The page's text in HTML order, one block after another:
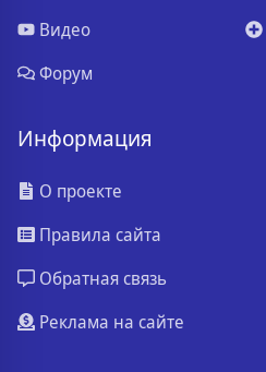
Видео
Форум
Информация
О проекте
Правила сайта
Обратная связь
Реклама на сайте